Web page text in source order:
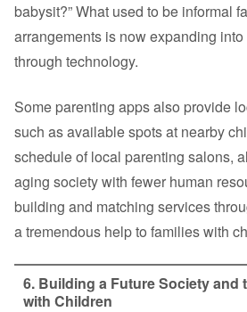
babysit?” What used to be informal
arrangements is now expanding
through technology.
Some parenting apps also provide
such as available spots at nearby
schedule of local parenting salons,
aging society with fewer human
building and matching services
a tremendous help to families with
6. Building a Future Society and
with Children